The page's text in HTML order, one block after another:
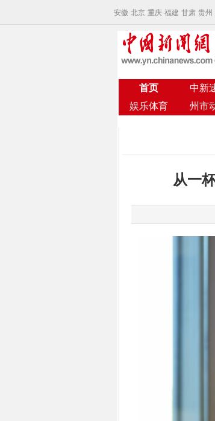
安徽 北京 重庆 福建 甘肃 贵州
首页 中新
娱乐体育
州市
从一